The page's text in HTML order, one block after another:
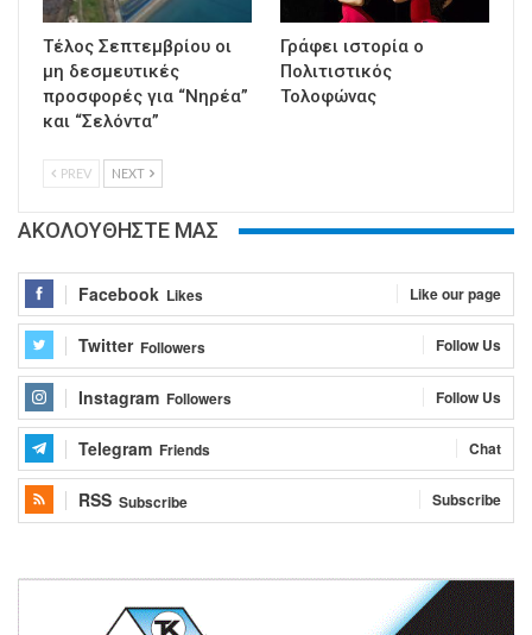
Τέλος Σεπτεμβρίου οι
μη δεσμευτικές
προσφορές για “Νηρέα”
και “Σελόντα”
Γράφει ιστορία ο
Πολιτιστικός
Τολοφώνας
PREV NEXT
ΑΚΟΛΟΥΘΗΣΤΕ ΜΑΣ
Facebook Likes Like our page
Twitter Followers Follow Us
Instagram Followers Follow Us
Telegram Friends Chat
RSS Subscribe Subscribe